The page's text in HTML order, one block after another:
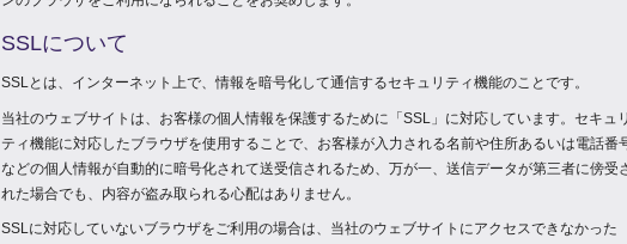
SSLについて
SSLとは、インターネット上で、情報を暗号化して通信するセキュリティ機能のことです。
当社のウェブサイトは、お客様の個人情報を保護するために「SSL」に対応しています。セキュリ
ティ機能に対応したブラウザを使用することで、お客様が入力される名前や住所あるいは電話番
などの個人情報が自動的に暗号化されて送受信されるため、万が一、送信データが第三者に傍受
れた場合でも、内容が盗み取られる心配はありません。
SSLに対応していないブラウザをご利用の場合は、当社のウェブサイトにアクセスできなかった